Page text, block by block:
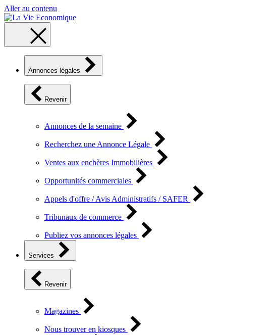
Aller au contenu
Annonces légales
Revenir
Annonces de la semaine
Recherchez une Annonce Légale
Ventes aux enchères Immobilières
Opportunités commerciales
Appels d'offre / Avis Administratifs / SAFER
Tribunaux de commerce
Publiez vos annonces légales
Services
Revenir
Magazines
Nous trouver en kiosques